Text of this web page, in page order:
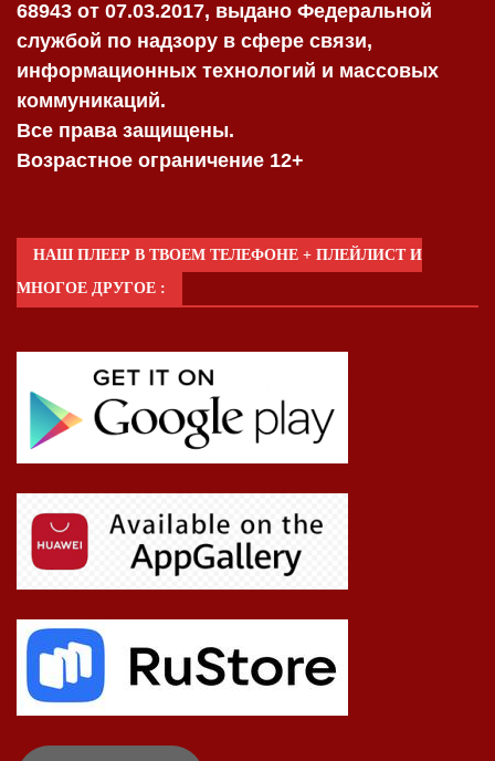
68943 от 07.03.2017, выдано Федеральной
службой по надзору в сфере связи,
информационных технологий и массовых
коммуникаций.
Все права защищены.
Возрастное ограничение 12+
НАШ ПЛЕЕР В ТВОЕМ ТЕЛЕФОНЕ + ПЛЕЙЛИСТ И
МНОГОЕ ДРУГОЕ :